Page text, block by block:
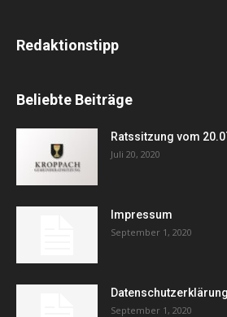
Redaktionstipp
Beliebte Beiträge
Ratssitzung vom
Juli 20, 2020
Impressum
September 1, 2020
Datenschutzerklärung
September 1, 2020